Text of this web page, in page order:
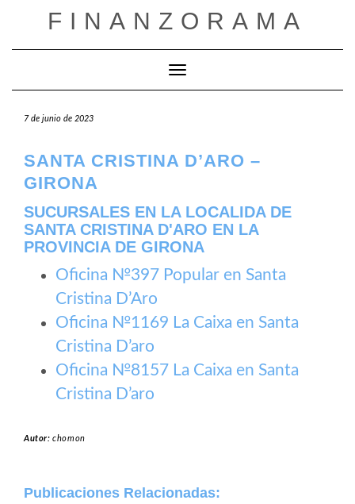
FINANZORAMA
Cambiar modo de navegación
7 de junio de 2023
SANTA CRISTINA D’ARO –
GIRONA
SUCURSALES EN LA LOCALIDA DE
SANTA CRISTINA D'ARO EN LA
PROVINCIA DE GIRONA
Oficina №397 Popular en Santa
Cristina D’Aro
Oficina №1169 La Caixa en Santa
Cristina D’aro
Oficina №8157 La Caixa en Santa
Cristina D’aro
Autor:chomon
Publicaciones Relacionadas: